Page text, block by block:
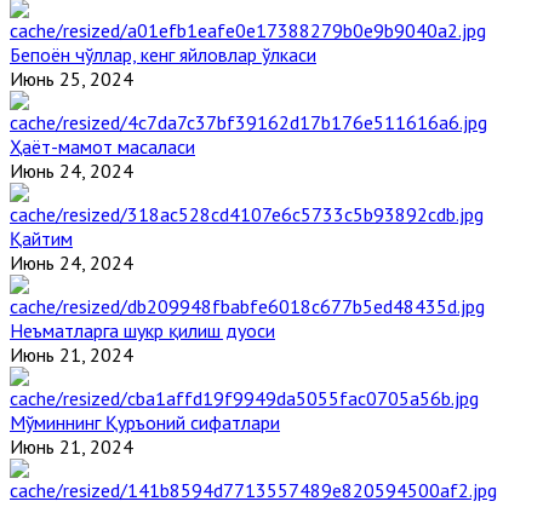
Бепоён чўллар, кенг яйловлар ўлкаси
Июнь 25, 2024
Ҳаёт-мамот масаласи
Июнь 24, 2024
Қайтим
Июнь 24, 2024
Неъматларга шукр қилиш дуоси
Июнь 21, 2024
Мўминнинг Қуръоний сифатлари
Июнь 21, 2024